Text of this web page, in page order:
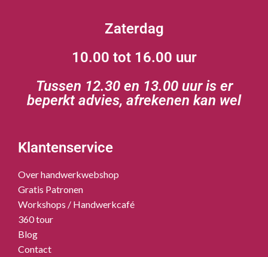
Zaterdag
10.00 tot 16.00 uur
Tussen 12.30 en 13.00 uur is er
beperkt advies, afrekenen kan wel
Klantenservice
Over handwerkwebshop
Gratis Patronen
Workshops / Handwerkcafé
360 tour
Blog
Contact